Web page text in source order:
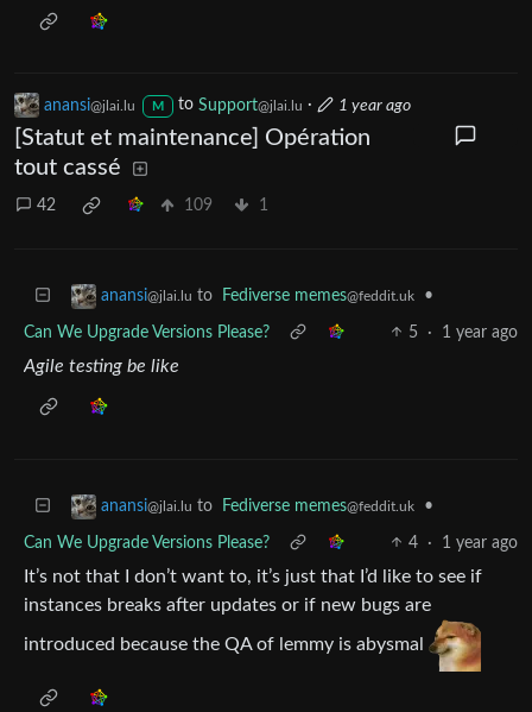
anansi@jlai.lu M to Support@jlai.lu · 1 year ago
[Statut et maintenance] Opération
tout cassé
42 109 1
anansi@jlai.lu to Fediverse memes@feddit.uk •
Can We Upgrade Versions Please? 5 · 1 year ago
Agile testing be like
anansi@jlai.lu to Fediverse memes@feddit.uk •
Can We Upgrade Versions Please? 4 · 1 year ago
It’s not that I don’t want to, it’s just that I’d like to see if
instances breaks after updates or if new bugs are
introduced because the QA of lemmy is abysmal